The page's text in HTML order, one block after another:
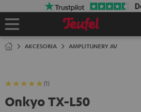
Strona
AKCESORIA AMPLITUNERY AV
(1)
Onkyo TX-L50